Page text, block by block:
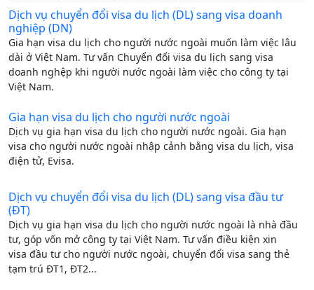
Dịch vụ chuyển đổi visa du lịch (DL) sang visa doanh
nghiệp (DN)
Gia hạn visa du lịch cho người nước ngoài muốn làm việc lâu
dài ở Việt Nam. Tư vấn Chuyển đổi visa du lịch sang visa
doanh nghệp khi người nước ngoài làm việc cho công ty tại
Việt Nam.
Gia hạn visa du lịch cho người nước ngoài
Dịch vụ gia hạn visa du lịch cho người nước ngoài. Gia hạn
visa cho người nước ngoài nhập cảnh bằng visa du lịch, visa
điện tử, Evisa.
Dịch vụ chuyển đổi visa du lịch (DL) sang visa đầu tư
(ĐT)
Dịch vụ gia hạn visa du lịch cho người nước ngoài là nhà đầu
tư, góp vốn mở công ty tại Việt Nam. Tư vấn điều kiện xin
visa đầu tư cho người nước ngoài, chuyển đổi visa sang thẻ
tạm trú ĐT1, ĐT2...